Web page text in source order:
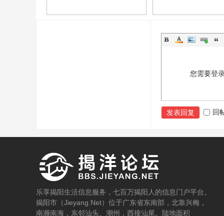
您需要登
发表回复 回
乐享揭阳生活信息服务，七百万揭阳人的信息门户平台。
揭阳市（Jieyang.Net）位于广东省东南部，北靠兴梅，
南濒南海，东邻汕头、潮州，西接汕尾。陆地面积